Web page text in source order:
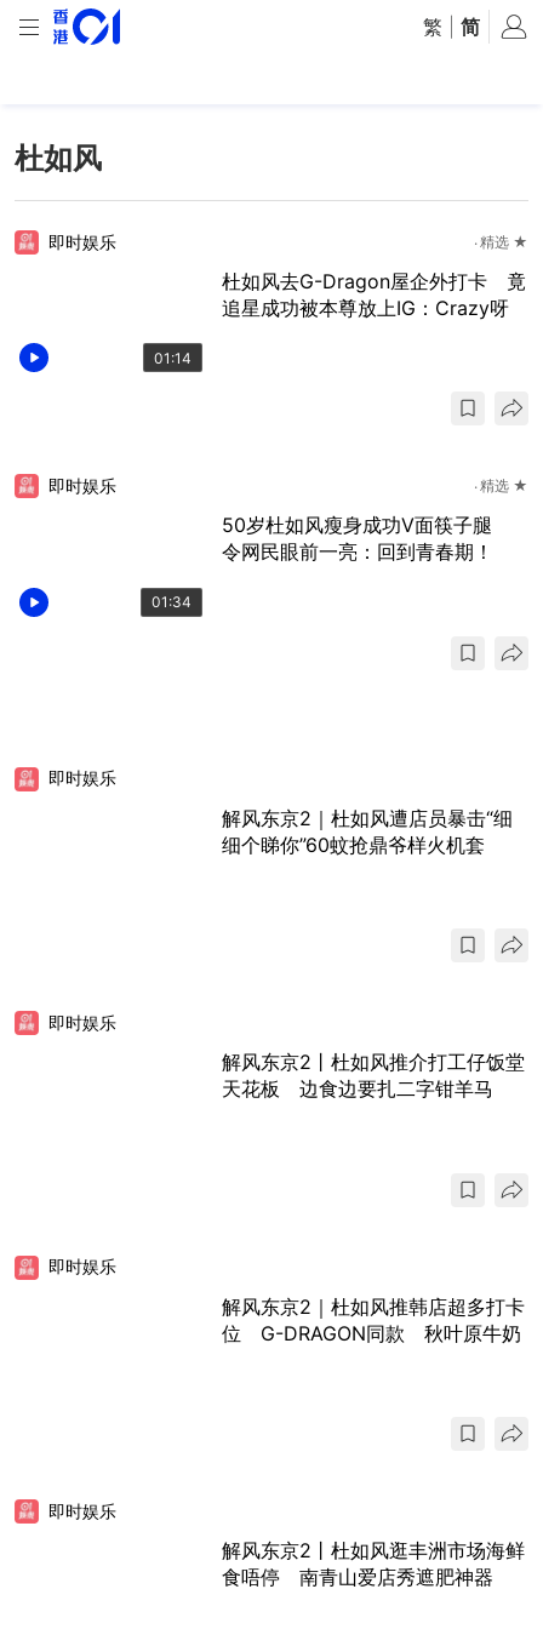
繁 简
杜如风
01:14
即时娱乐 精选 ★
杜如风去G-Dragon屋企外打卡 竟
追星成功被本尊放上IG：Crazy呀
01:34
即时娱乐 精选 ★
50岁杜如风瘦身成功V面筷子腿
令网民眼前一亮：回到青春期！
即时娱乐
解风东京2｜杜如风遭店员暴击“细
细个睇你”60蚊抢鼎爷样火机套
即时娱乐
解风东京2丨杜如风推介打工仔饭堂
天花板 边食边要扎二字钳羊马
即时娱乐
解风东京2｜杜如风推韩店超多打卡
位 G-DRAGON同款 秋叶原牛奶
即时娱乐
解风东京2丨杜如风逛丰洲市场海鲜
食唔停 南青山爱店秀遮肥神器